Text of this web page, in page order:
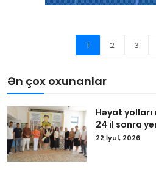
1 2 3
Ən çox oxunanlar
Həyat yolları
24 il sonra
22 İyul, 2026